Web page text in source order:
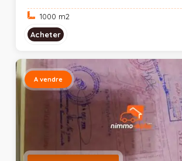
1000 m2
Acheter
A vendre